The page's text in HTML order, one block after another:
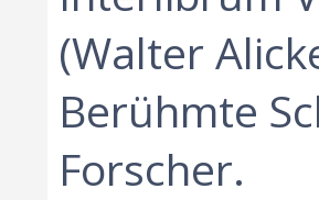
(Walter
Berühmte
Forscher.‎